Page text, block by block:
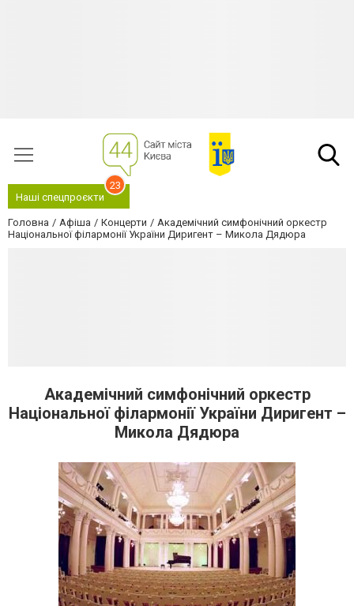
Наші спецпроєкти
23
Головна Афіша Концерти
Академічний симфонічний оркестр
Національної філармонії України Диригент – Микола Дядюра
Академічний симфонічний оркестр
Національної філармонії України Диригент –
Микола Дядюра